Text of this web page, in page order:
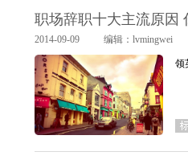
职场辞职十大主流原因
2014-09-09 编辑：lvmingwei
领